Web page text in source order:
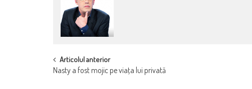
POST
NAVIGATION
Articolul anterior
Nasty a fost mojic pe viaţa lui privată